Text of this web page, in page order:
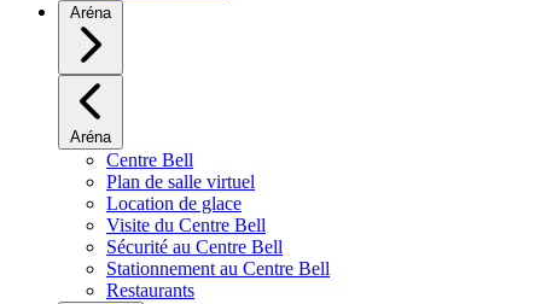
Aréna
Aréna
Centre Bell
Plan de salle virtuel
Location de glace
Visite du Centre Bell
Sécurité au Centre Bell
Stationnement au Centre Bell
Restaurants